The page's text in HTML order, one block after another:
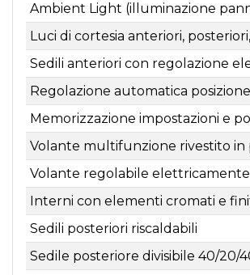
Ambient Light (illuminazione
Luci di cortesia anteriori,
Sedili anteriori con regolazione
Regolazione automatica
Memorizzazione impostazioni e
Volante multifunzione rivestito in
Volante regolabile elettricamente
Interni con elementi cromati e
Sedili posteriori riscaldabili
Sedile posteriore divisibile 40/20/